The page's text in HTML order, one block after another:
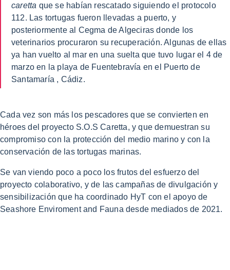
caretta que se habían rescatado siguiendo el protocolo
112. Las tortugas fueron llevadas a puerto, y
posteriormente al Cegma de Algeciras donde los
veterinarios procuraron su recuperación. Algunas de ellas
ya han vuelto al mar en una suelta que tuvo lugar el 4 de
marzo en la playa de Fuentebravía en el Puerto de
Santamaría , Cádiz.
Cada vez son más los pescadores que se convierten en
héroes del proyecto S.O.S Caretta, y que demuestran su
compromiso con la protección del medio marino y con la
conservación de las tortugas marinas.
Se van viendo poco a poco los frutos del esfuerzo del
proyecto colaborativo, y de las campañas de divulgación y
sensibilización que ha coordinado HyT con el apoyo de
Seashore Enviroment and Fauna desde mediados de 2021.